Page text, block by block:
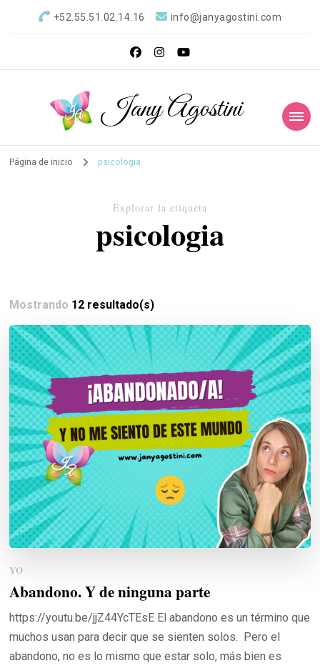
+52.55.51.02.14.16 info@janyagostini.com
Jany Agostini
Página de inicio psicologia
Explorar la etiqueta
psicologia
Mostrando 12 resultado(s)
YO
Abandono. Y de ninguna parte
https://youtu.be/jjZ44YcTEsE El abandono es un término que
muchos usan para decir que se sienten solos. Pero el
abandono, no es lo mismo que estar solo, más bien es